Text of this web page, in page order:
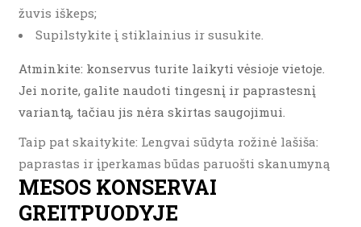
žuvis iškeps;
Supilstykite į stiklainius ir susukite.
Atminkite: konservus turite laikyti vėsioje vietoje.
Jei norite, galite naudoti tingesnį ir paprastesnį
variantą, tačiau jis nėra skirtas saugojimui.
Taip pat skaitykite: Lengvai sūdyta rožinė lašiša:
paprastas ir įperkamas būdas paruošti skanumyną
MESOS KONSERVAI
GREITPUODYJE